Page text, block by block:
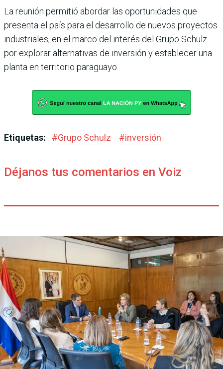
La reunión permitió abordar las oportunidades que
presenta el país para el desarrollo de nuevos proyectos
industria­les, en el marco del interés del Grupo Schulz
por explo­rar alternativas de inversión y establecer una
planta en terri­torio paraguayo.
Etiquetas: #Grupo Schulz #inversión
Déjanos tus comentarios en Voiz